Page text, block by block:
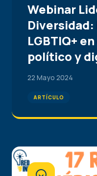
Webinar
LGBTIQ+
político y
22 Mayo 2024
ARTÍCULO